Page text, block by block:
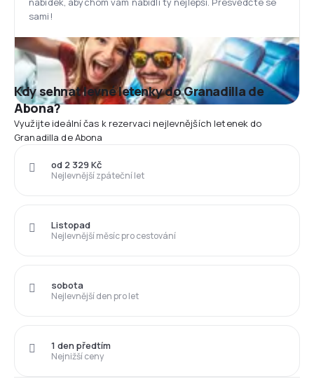
sami!
Kdy sehnat levné letenky do Granadilla de
Abona?
Využijte ideální čas k rezervaci nejlevnějších letenek do
Granadilla de Abona
Nejlevnější zpáteční let
od 2 329 Kč
Nejlevnější měsíc pro cestování
Listopad
Nejlevnější den pro let
sobota
Nejnižší ceny
1 den předtím